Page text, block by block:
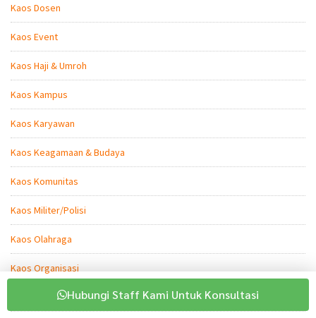
Kaos Dosen
Kaos Event
Kaos Haji & Umroh
Kaos Kampus
Kaos Karyawan
Kaos Keagamaan & Budaya
Kaos Komunitas
Kaos Militer/Polisi
Kaos Olahraga
Kaos Organisasi
Kaos PerpisahanHubungi Staff Kami Untuk Konsultasi